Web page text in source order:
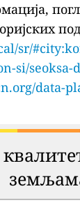
sr/
si/seoksa-
data-